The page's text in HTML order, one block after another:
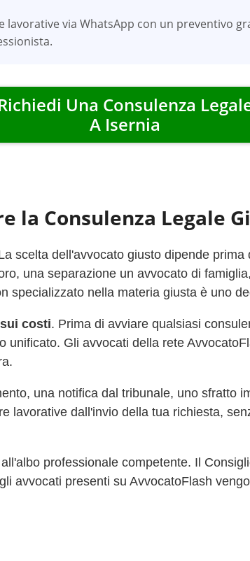
via WhatsApp con un preventivo
Una Consulenza
A Isernia
la Consulenza Legale
scelta dell'avvocato giusto dipende
una separazione un avvocato di
specializzato nella materia giusta è uno
costi. Prima di avviare qualsiasi
Gli avvocati della rete
una notifica dal tribunale, uno sfratto
lavorative dall'invio della tua richiesta,
professionale competente. Il
avvocati presenti su AvvocatoFlash